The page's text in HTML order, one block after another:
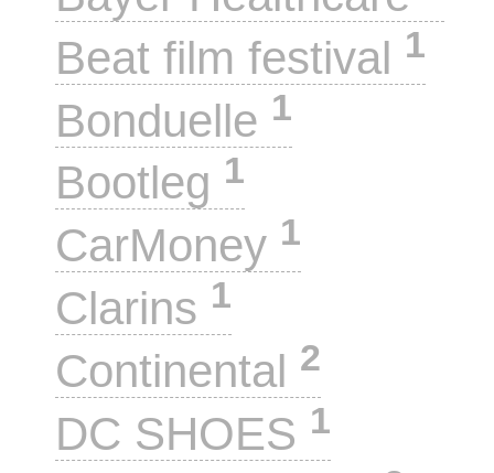
Beat film festival 1
Bonduelle 1
Bootleg 1
CarMoney 1
Clarins 1
Continental 2
DC SHOES 1